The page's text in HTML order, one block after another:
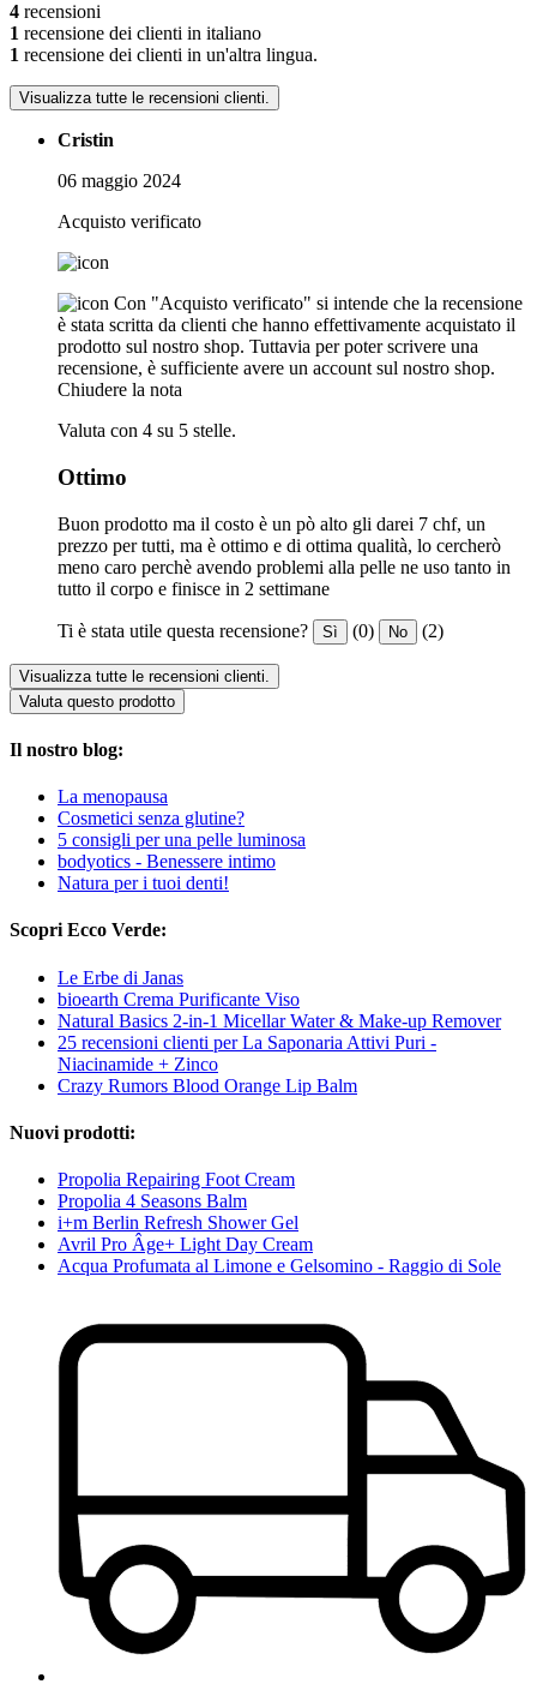
4 recensioni
1 recensione dei clienti in italiano
1 recensione dei clienti in un'altra lingua.
Visualizza tutte le recensioni clienti.
Cristin
06 maggio 2024
Acquisto verificato
Con "Acquisto verificato" si intende che la recensione
è stata scritta da clienti che hanno effettivamente acquistato il
prodotto sul nostro shop. Tuttavia per poter scrivere una
recensione, è sufficiente avere un account sul nostro shop.
Chiudere la nota
Valuta con 4 su 5 stelle.
Ottimo
Buon prodotto ma il costo è un pò alto gli darei 7 chf, un
prezzo per tutti, ma è ottimo e di ottima qualità, lo cercherò
meno caro perchè avendo problemi alla pelle ne uso tanto in
tutto il corpo e finisce in 2 settimane
Ti è stata utile questa recensione? Sì (0) No (2)
Visualizza tutte le recensioni clienti.
Valuta questo prodotto
Il nostro blog:
La menopausa
Cosmetici senza glutine?
5 consigli per una pelle luminosa
bodyotics - Benessere intimo
Natura per i tuoi denti!
Scopri Ecco Verde:
Le Erbe di Janas
bioearth Crema Purificante Viso
Natural Basics 2-in-1 Micellar Water & Make-up Remover
25 recensioni clienti per La Saponaria Attivi Puri -
Niacinamide + Zinco
Crazy Rumors Blood Orange Lip Balm
Nuovi prodotti:
Propolia Repairing Foot Cream
Propolia 4 Seasons Balm
i+m Berlin Refresh Shower Gel
Avril Pro Âge+ Light Day Cream
Acqua Profumata al Limone e Gelsomino - Raggio di Sole